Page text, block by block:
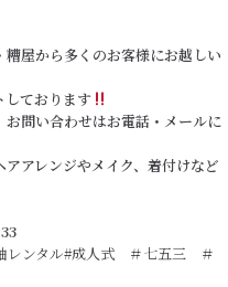
屋から多くのお客様にお越しい
しております
問い合わせはお電話・メールに
アレンジやメイク、着付けなど
レンタル#成人式 ＃七五三 ＃